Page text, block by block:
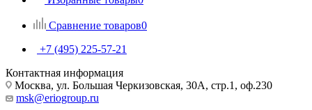
Сравнение товаров0
+7 (495) 225-57-21
Контактная информация
Москва, ул. Большая Черкизовская, 30А, стр.1, оф.230
msk@eriogroup.ru